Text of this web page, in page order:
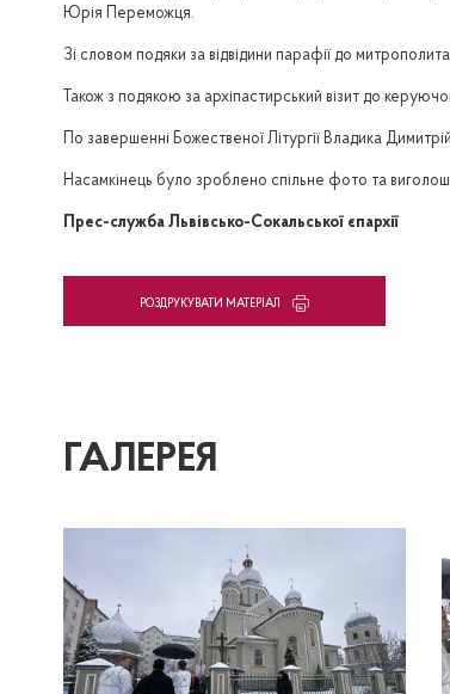
Юрія Переможця.
Зі словом подяки за відвідини парафії до
Також з подякою за архіпастирський візит до
По завершенні Божественої Літургії Владика
Насамкінець було зроблено спільне фото та
Прес-служба Львівсько-Сокальської єпархії
PОЗДРУКУВАТИ МАТЕРІАЛ
ГАЛЕРЕЯ